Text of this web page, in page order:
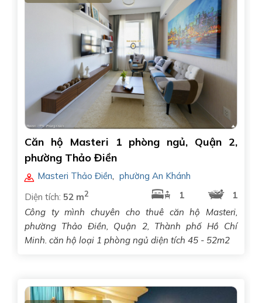
Căn hộ Masteri 1 phòng ngủ, Quận 2,
phường Thảo Điền
Masteri Thảo Điền
phường An Khánh
Diện tích: 52 m2 1
1
Công ty mình chuyên cho thuê căn hộ Masteri,
phường Thảo Điền, Quận 2, Thành phố Hồ Chí
Minh. căn hộ loại 1 phòng ngủ diện tích 45 - 52m2